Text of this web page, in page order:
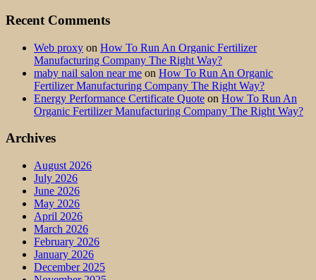
Recent Comments
Web proxy on How To Run An Organic Fertilizer
Manufacturing Company The Right Way?
maby nail salon near me on How To Run An Organic
Fertilizer Manufacturing Company The Right Way?
Energy Performance Certificate Quote on How To Run An
Organic Fertilizer Manufacturing Company The Right Way?
Archives
August 2026
July 2026
June 2026
May 2026
April 2026
March 2026
February 2026
January 2026
December 2025